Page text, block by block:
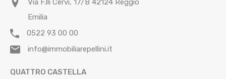
Emilia
0522 93 00 00
info@immobiliarepellini.it
QUATTRO CASTELLA